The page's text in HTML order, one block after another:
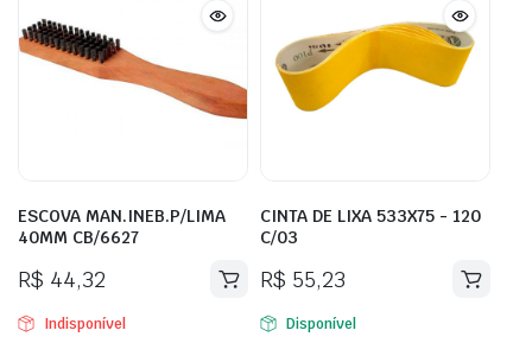
ESCOVA MAN.INEB.P/LIMA
40MM CB/6627
R$ 44,32
Indisponível
CINTA DE LIXA 533X75 - 120
C/03
R$ 55,23
Disponível